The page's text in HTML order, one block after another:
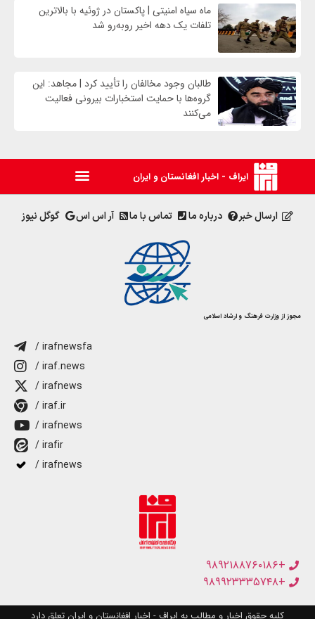
ماه سیاه امنیتی | پاکستان در ژوئیه با بالاترین
تلفات یک دهه اخیر روبه‌رو شد
طالبان وجود مخالفان را تأیید کرد | مجاهد: این
گروه‌ها با حمایت استخبارات بیرونی فعالیت
می‌کنند
ایراف - اخبار افغانستان و ایران
ارسال خبر درباره ما تماس با ما آر اس اس گوگل نیوز
مجوز از وزارت فرهنگ و ارشاد اسلامی
/ irafnewsfa
/ iraf.news
/ irafnews
/ iraf.ir
/ irafnews
/ irafir
/ irafnews
+۹۸۹۲۱۸۸۷۶۰۱۸۶
+۹۸۹۹۲۳۳۳۵۷۴۸
کلیه حقوق اخبار و مطالب به ایراف - اخبار افغانستان و ایران تعلق دارد